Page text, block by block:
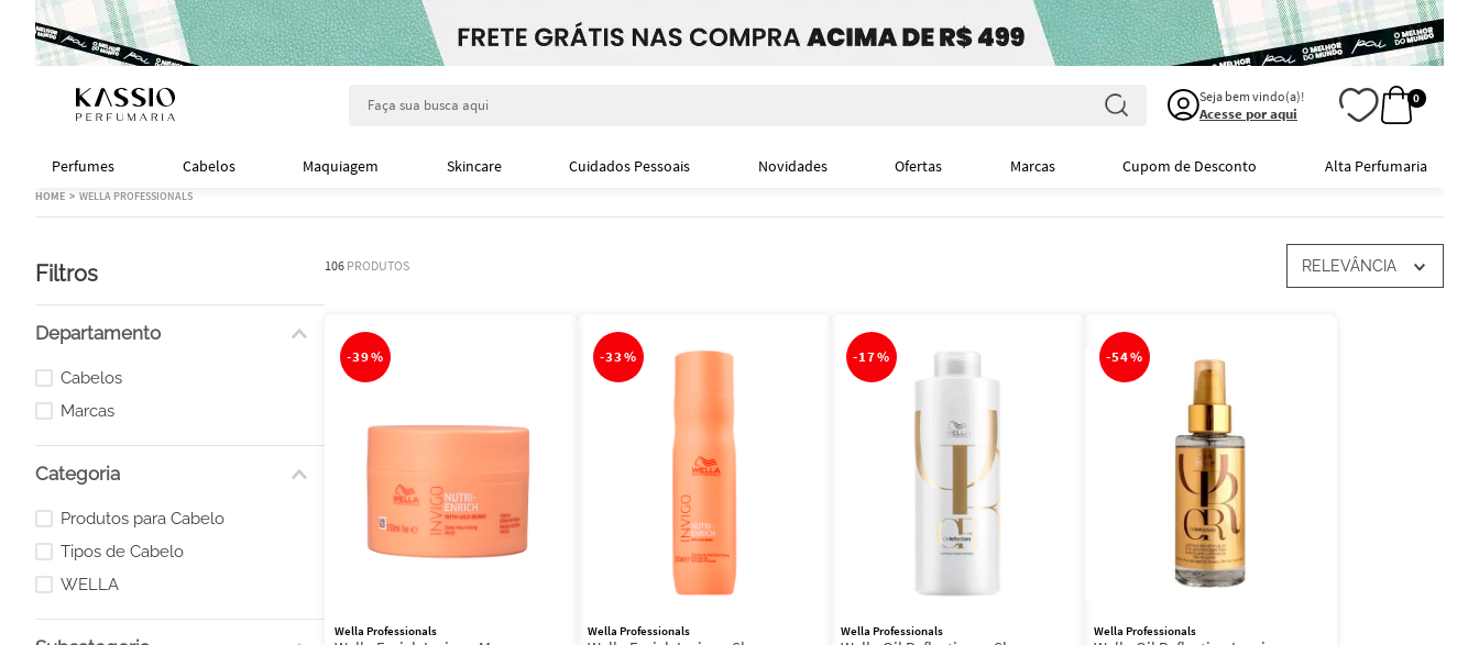
Seja bem vindo(a)!
Acesse por aqui
0
Perfumes Cabelos Maquiagem Skincare Cuidados Pessoais Novidades Ofertas Marcas Cupom de Desconto Alta Perfumaria
WELLA PROFESSIONALS
Filtros
Departamento
Cabelos
Marcas
Categoria
Produtos para Cabelo
Tipos de Cabelo
WELLA
106 PRODUTOS RELEVÂNCIA
-39%
Wella Professionals
-33%
Wella Professionals
-17%
Wella Professionals
-54%
Wella Professionals